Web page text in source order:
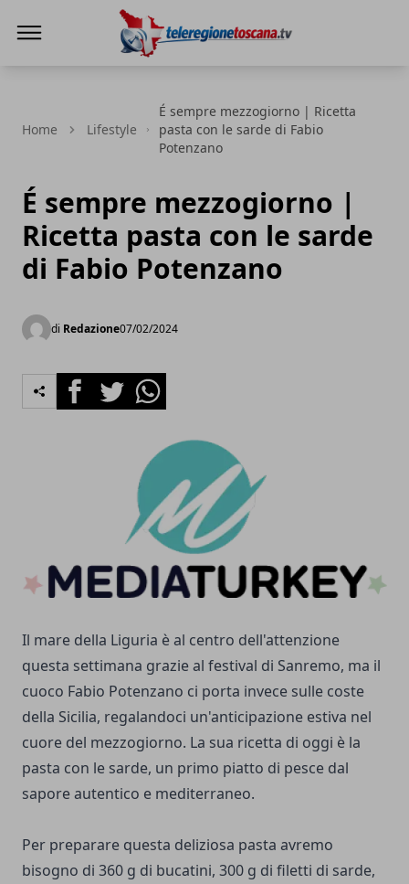
Home Lifestyle
É sempre mezzogiorno | Ricetta
pasta con le sarde di Fabio
Potenzano
É sempre mezzogiorno |
Ricetta pasta con le sarde
di Fabio Potenzano
di Redazione07/02/2024
FacebookTwitterWhatsapp
Il mare della Liguria è al centro dell'attenzione
questa settimana grazie al festival di Sanremo, ma il
cuoco Fabio Potenzano ci porta invece sulle coste
della Sicilia, regalandoci un'anticipazione estiva nel
cuore del mezzogiorno. La sua ricetta di oggi è la
pasta con le sarde, un primo piatto di pesce dal
sapore autentico e mediterraneo.
Per preparare questa deliziosa pasta avremo
bisogno di 360 g di bucatini, 300 g di filetti di sarde,